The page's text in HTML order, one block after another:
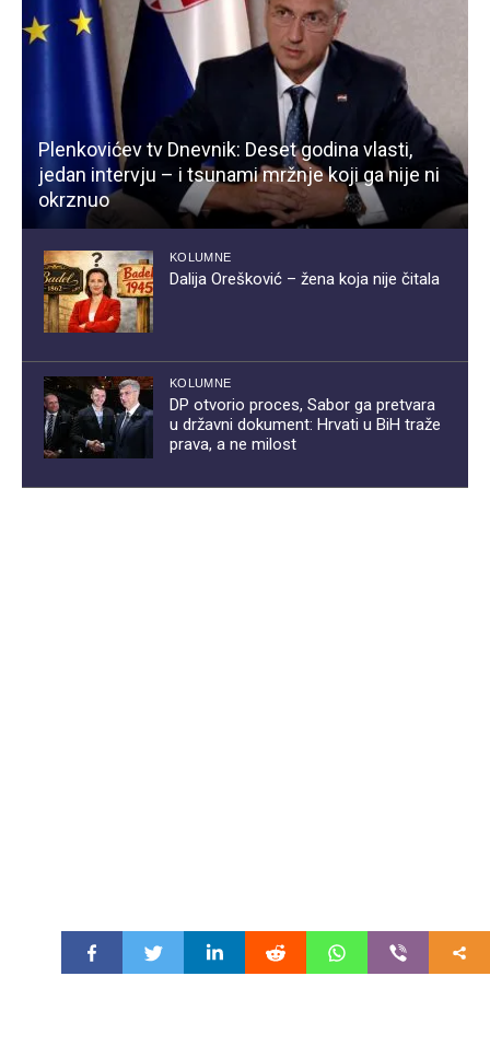
Plenkovićev tv Dnevnik: Deset godina vlasti,
jedan intervju – i tsunami mržnje koji ga nije ni
okrznuo
KOLUMNE
Dalija Orešković – žena koja nije čitala
KOLUMNE
DP otvorio proces, Sabor ga pretvara
u državni dokument: Hrvati u BiH traže
prava, a ne milost